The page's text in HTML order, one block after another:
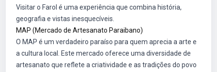
Visitar o Farol é uma experiência que combina história,
geografia e vistas inesquecíveis.
MAP (Mercado de Artesanato Paraibano)
O MAP é um verdadeiro paraíso para quem aprecia a arte e
a cultura local. Este mercado oferece uma diversidade de
artesanato que reflete a criatividade e as tradições do povo